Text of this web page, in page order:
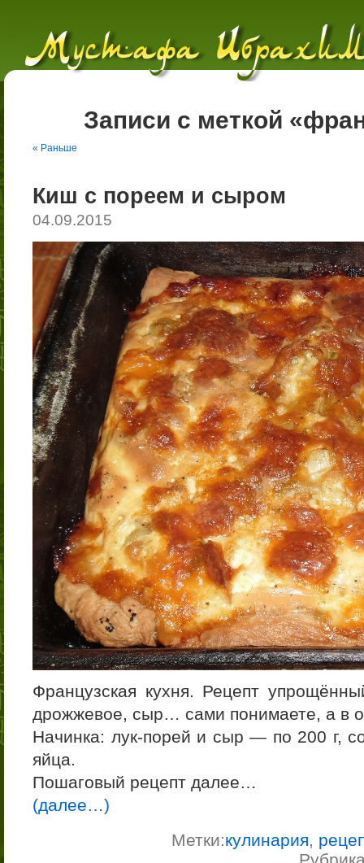
Записи с меткой
« Раньше
Киш с пореем и сыром
04.09.2015
Французская кухня. Рецепт
дрожжевое, сыр… сами понимаете, а в
Начинка: лук-порей и сыр — по 200 г,
яйца.
Пошаговый рецепт далее…
(далее…)
Метки:кулинария,